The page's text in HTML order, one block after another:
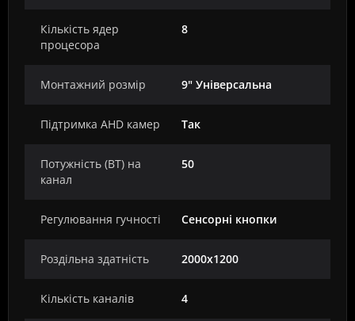
Кількість ядер
процесора
8
Монтажний розмір 9" Універсальна
Підтримка AHD камер Так
Потужність (ВТ) на
канал
50
Регулювання гучності Сенсорні кнопки
Роздільна здатність 2000х1200
Кількість каналів 4